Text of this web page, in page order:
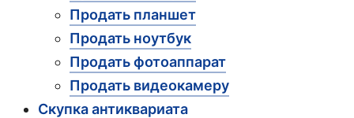
Продать планшет
Продать ноутбук
Продать фотоаппарат
Продать видеокамеру
Скупка антиквариата